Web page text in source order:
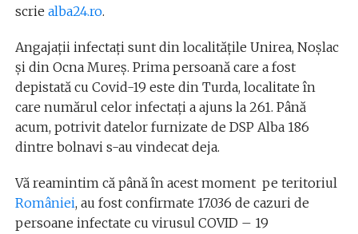
scrie alba24.ro.
Angajații infectați sunt din localitățile Unirea, Noşlac
şi din Ocna Mureş. Prima persoană care a fost
depistată cu Covid-19 este din Turda, localitate în
care numărul celor infectați a ajuns la 261. Până
acum, potrivit datelor furnizate de DSP Alba 186
dintre bolnavi s-au vindecat deja.
Vă reamintim că până în acest moment pe teritoriul
României, au fost confirmate 17.036 de cazuri de
persoane infectate cu virusul COVID – 19